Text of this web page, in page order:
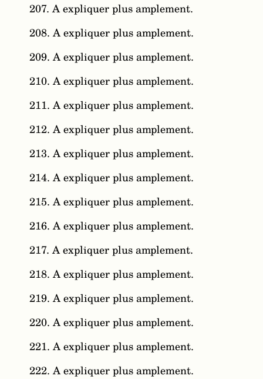
207. A expliquer plus amplement.
208. A expliquer plus amplement.
209. A expliquer plus amplement.
210. A expliquer plus amplement.
211. A expliquer plus amplement.
212. A expliquer plus amplement.
213. A expliquer plus amplement.
214. A expliquer plus amplement.
215. A expliquer plus amplement.
216. A expliquer plus amplement.
217. A expliquer plus amplement.
218. A expliquer plus amplement.
219. A expliquer plus amplement.
220. A expliquer plus amplement.
221. A expliquer plus amplement.
222. A expliquer plus amplement.